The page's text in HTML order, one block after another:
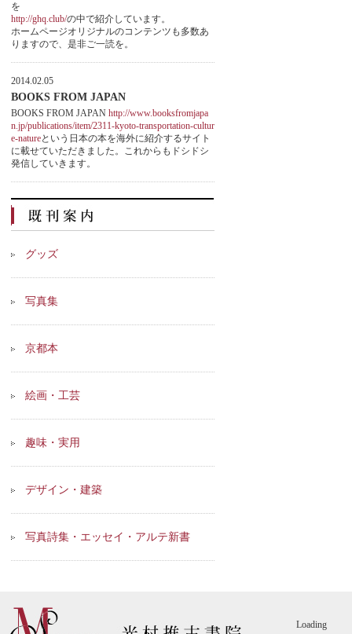
を
http://ghq.club/の中で紹介しています。
ホームページオリジナルのコンテンツも多数あ
りますので、是非ご一読を。
2014.02.05
BOOKS FROM JAPAN
BOOKS FROM JAPAN http://www.booksfromjapa
n.jp/publications/item/2311-kyoto-transportation-cultur
e-natureという日本の本を海外に紹介するサイト
に載せていただきました。これからもドシドシ
発信していきます。
グッズ
写真集
京都本
絵画・工芸
趣味・実用
デザイン・建築
写真詩集・エッセイ・アルテ新書
Loading